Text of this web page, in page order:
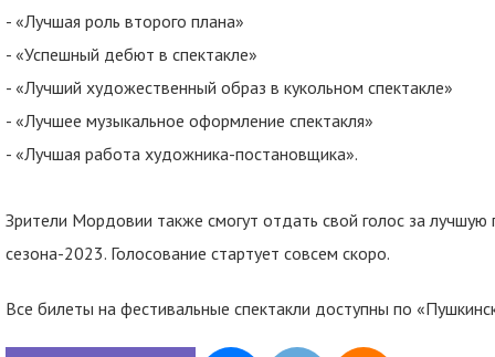
- «Лучшая роль второго плана»
- «Успешный дебют в спектакле»
- «Лучший художественный образ в кукольном спектакле»
- «Лучшее музыкальное оформление спектакля»
- «Лучшая работа художника-постановщика».
Зрители Мордовии также смогут отдать свой голос за
сезона-2023. Голосование стартует совсем скоро.
Все билеты на фестивальные спектакли доступны по